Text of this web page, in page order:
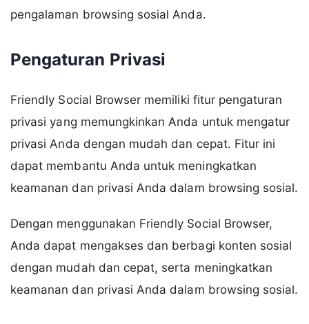
pengalaman browsing sosial Anda.
Pengaturan Privasi
Friendly Social Browser memiliki fitur pengaturan
privasi yang memungkinkan Anda untuk mengatur
privasi Anda dengan mudah dan cepat. Fitur ini
dapat membantu Anda untuk meningkatkan
keamanan dan privasi Anda dalam browsing sosial.
Dengan menggunakan Friendly Social Browser,
Anda dapat mengakses dan berbagi konten sosial
dengan mudah dan cepat, serta meningkatkan
keamanan dan privasi Anda dalam browsing sosial.